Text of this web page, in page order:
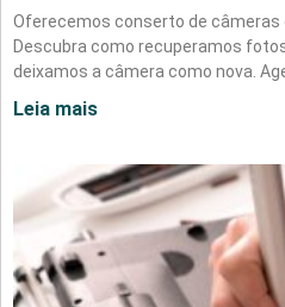
Oferecemos conserto de câmeras
Descubra como recuperamos
deixamos a câmera como nova.
Leia mais